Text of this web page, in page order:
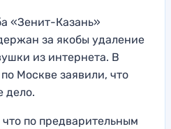
«Зенит-Казань»
за якобы удаление
из интернета. В
Москве заявили, что
дело.
по предварительным